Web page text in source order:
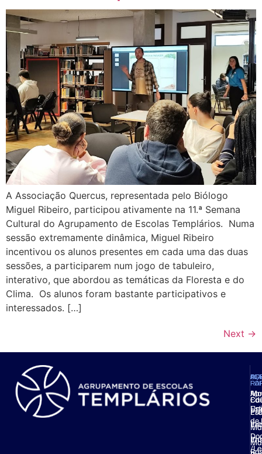
A Associação Quercus, representada pelo Biólogo
Miguel Ribeiro, participou ativamente na 11.ª Semana
Cultural do Agrupamento de Escolas Templários. Numa
sessão extremamente dinâmica, Miguel Ribeiro
incentivou os alunos presentes em cada uma das duas
sessões, a participarem num jogo de tabuleiro,
interativo, que abordou as temáticas da Floresta e do
Clima. Os alunos foram bastante participativos e
interessados. […]
Next →
de
/